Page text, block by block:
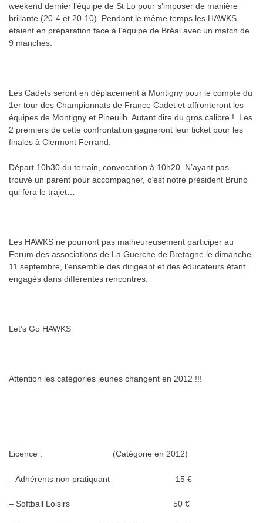
weekend dernier l’équipe de St Lo pour s’imposer de manière
brillante (20-4 et 20-10). Pendant le même temps les HAWKS
étaient en préparation face à l’équipe de Bréal avec un match de
9 manches.
Les Cadets seront en déplacement à Montigny pour le compte du
1er tour des Championnats de France Cadet et affronteront les
équipes de Montigny et Pineuilh. Autant dire du gros calibre ! Les
2 premiers de cette confrontation gagneront leur ticket pour les
finales à Clermont Ferrand.
Départ 10h30 du terrain, convocation à 10h20. N’ayant pas
trouvé un parent pour accompagner, c’est notre président Bruno
qui fera le trajet…
Les HAWKS ne pourront pas malheureusement participer au
Forum des associations de La Guerche de Bretagne le dimanche
11 septembre, l’ensemble des dirigeant et des éducateurs étant
engagés dans différentes rencontres.
Let’s Go HAWKS
Attention les catégories jeunes changent en 2012 !!!
Licence : (Catégorie en 2012)
– Adhérents non pratiquant 15 €
– Softball Loisirs 50 €